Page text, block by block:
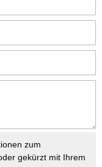
zum
gekürzt mit Ihrem